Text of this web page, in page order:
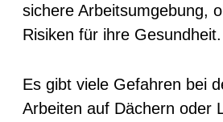
sichere Arbeitsumgebung,
Risiken für ihre Gesundheit.
Es gibt viele Gefahren bei
Arbeiten auf Dächern oder